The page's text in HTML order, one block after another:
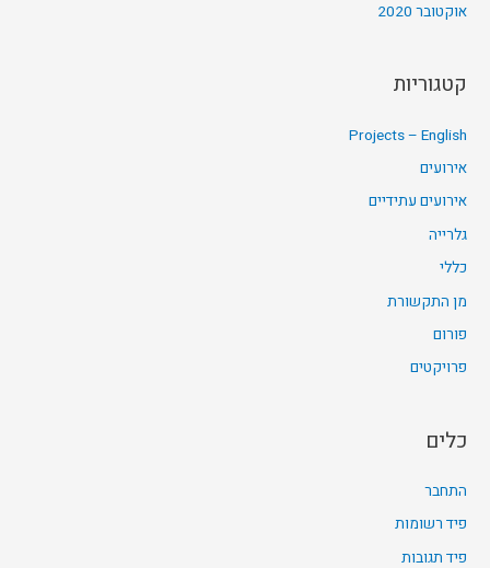
אוקטובר 2020
קטגוריות
Projects – English
אירועים
אירועים עתידיים
גלרייה
כללי
מן התקשורת
פורום
פרויקטים
כלים
התחבר
פיד רשומות
פיד תגובות